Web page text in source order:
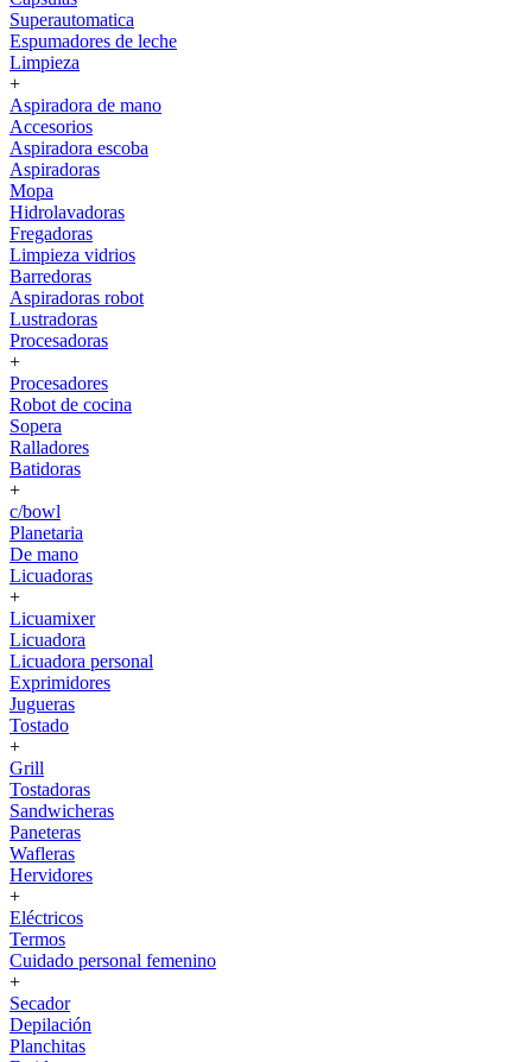
Superautomatica
Espumadores de leche
Limpieza
+
Aspiradora de mano
Accesorios
Aspiradora escoba
Aspiradoras
Mopa
Hidrolavadoras
Fregadoras
Limpieza vidrios
Barredoras
Aspiradoras robot
Lustradoras
Procesadoras
+
Procesadores
Robot de cocina
Sopera
Ralladores
Batidoras
+
c/bowl
Planetaria
De mano
Licuadoras
+
Licuamixer
Licuadora
Licuadora personal
Exprimidores
Jugueras
Tostado
+
Grill
Tostadoras
Sandwicheras
Paneteras
Wafleras
Hervidores
+
Eléctricos
Termos
Cuidado personal femenino
+
Secador
Depilación
Planchitas